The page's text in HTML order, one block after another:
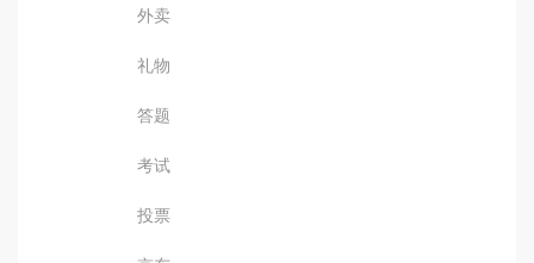
外卖
礼物
答题
考试
投票